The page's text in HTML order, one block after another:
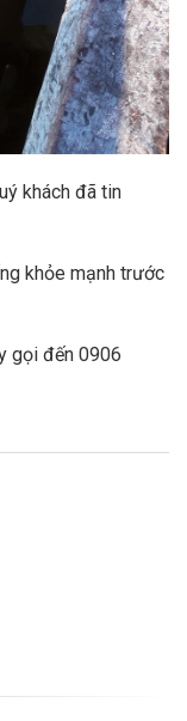
khách đã tin
khỏe mạnh trước
gọi đến 0906